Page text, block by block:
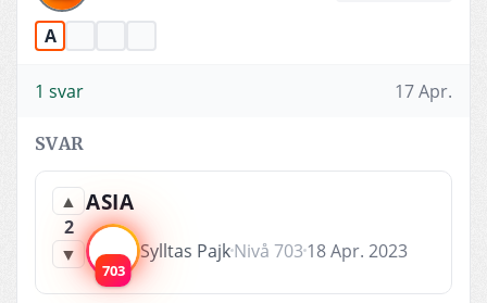
UPPTÄCKARE
A
1 svar 17 Apr.
SVAR
▲
2
▼
ASIA
703
Sylltas PajkNivå 703 18 Apr. 2023